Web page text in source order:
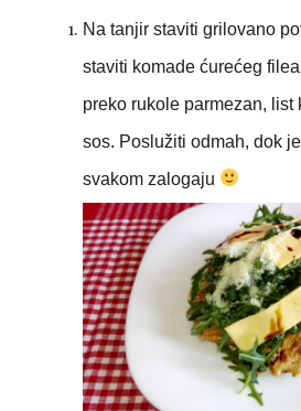
Na tanjir staviti grilovano
staviti komade ćurećeg
preko rukole parmezan, list
sos. Poslužiti odmah, dok
svakom zalogaju